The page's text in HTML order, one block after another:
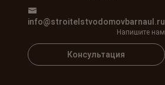
info@stroitelstvodomovbarnaul.ru
Напишите нам
Консультация